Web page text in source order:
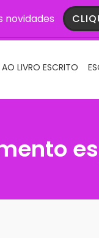
novidades
LIVRO ESCRITO